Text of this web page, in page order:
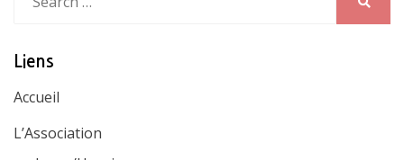
for:
Liens
Accueil
L’Association